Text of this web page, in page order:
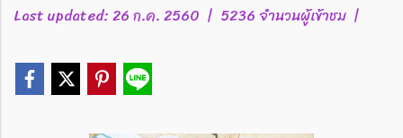
Last updated: 26 ก.ค. 2560 | 5236 จำนวนผู้เข้าชม |